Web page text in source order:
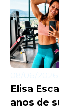
Elisa
anos de